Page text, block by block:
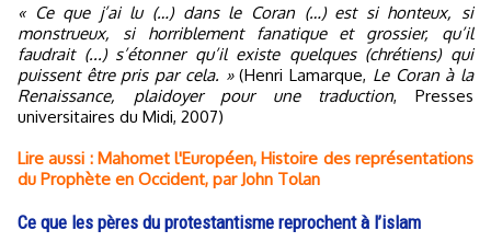
« Ce que j’ai lu (…) dans le Coran (…) est si honteux, si
monstrueux, si horriblement fanatique et grossier, qu’il
faudrait (...) s’étonner qu’il existe quelques (chrétiens) qui
puissent être pris par cela. »(Henri Lamarque, Le Coran à la
Renaissance, plaidoyer pour une traduction, Presses
universitaires du Midi, 2007)
Lire aussi : Mahomet l'Européen, Histoire des représentations
du Prophète en Occident, par John Tolan
Ce que les pères du protestantisme reprochent à l’islam